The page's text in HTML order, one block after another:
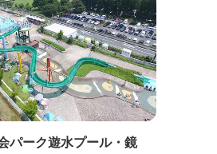
パーク遊水プール・鏡